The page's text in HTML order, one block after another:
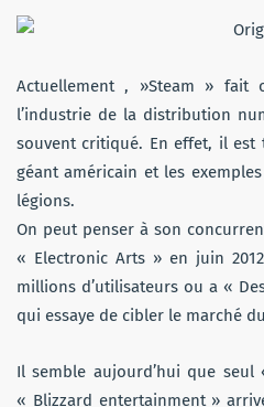
Actuellement , »Steam » fait
l’industrie de la distribution
souvent critiqué. En effet, il
géant américain et les
légions.
On peut penser à son
« Electronic Arts » en juin
millions d’utilisateurs ou a «
qui essaye de cibler le marché
Il semble aujourd’hui que
« Blizzard entertainment »